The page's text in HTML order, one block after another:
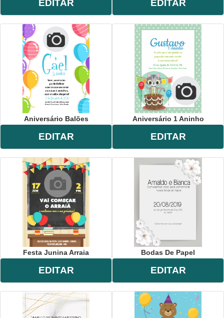
EDITAR EDITAR
Aniversário Balões
EDITAR
Aniversário 1 Aninho
EDITAR
Festa Junina Arraia
EDITAR
Bodas De Papel
EDITAR